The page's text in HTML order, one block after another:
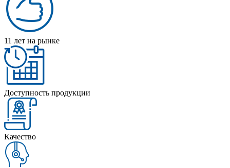
11 лет на рынке
Доступность продукции
Качество